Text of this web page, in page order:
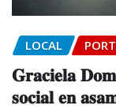
LOCAL
𝐆𝐫𝐚𝐜𝐢𝐞𝐥𝐚
𝐬𝐨𝐜𝐢𝐚𝐥 𝐞𝐧